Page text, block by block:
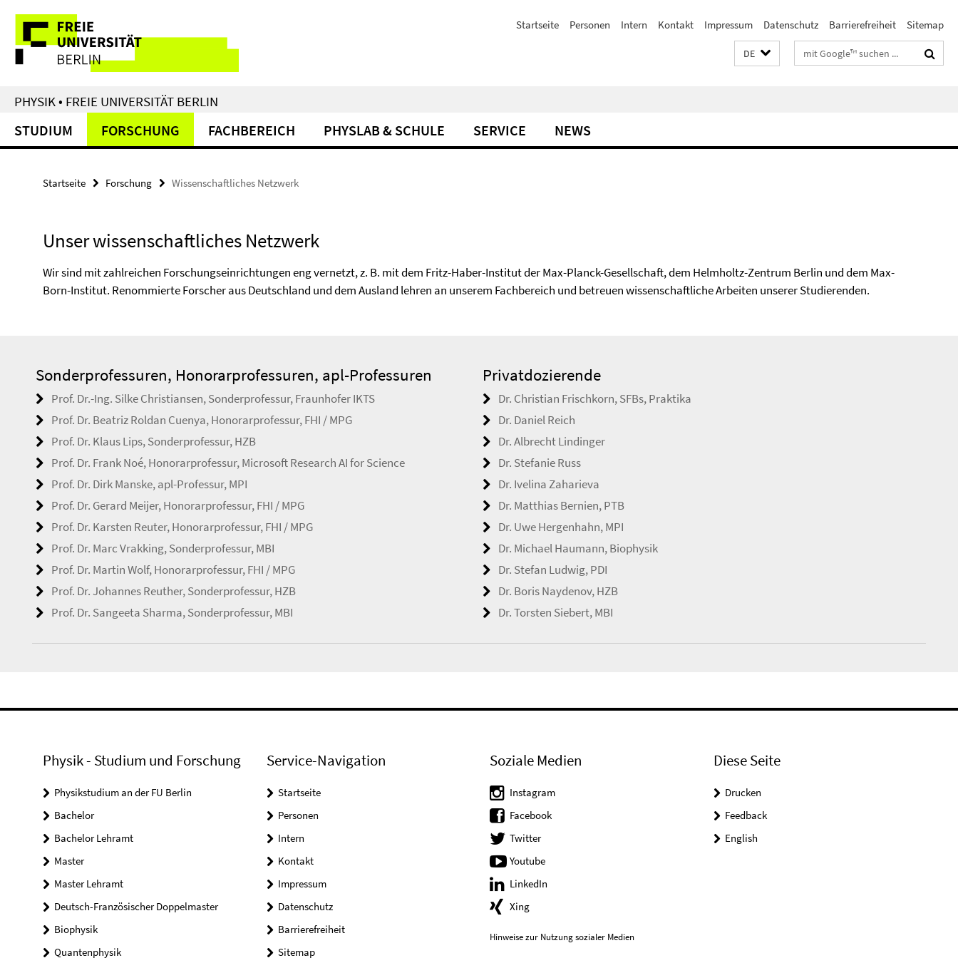
direkt
Inhalt
Service-
Navigation
Startseite Personen Intern Kontakt Impressum Datenschutz Barrierefreiheit Sitemap
DE Suchbegriffe
PHYSIK • FREIE UNIVERSITÄT BERLIN
STUDIUM FORSCHUNG FACHBEREICH PHYSLAB & SCHULE SERVICE NEWS
Startseite Forschung Wissenschaftliches Netzwerk
Unser wissenschaftliches Netzwerk
Wir sind mit zahlreichen Forschungseinrichtungen eng vernetzt, z. B. mit dem Fritz-Haber-Institut der Max-Planck-Gesellschaft, dem Helmholtz-Zentrum Berlin und dem Max-
Born-Institut. Renommierte Forscher aus Deutschland und dem Ausland lehren an unserem Fachbereich und betreuen wissenschaftliche Arbeiten unserer Studierenden.
Sonderprofessuren, Honorarprofessuren, apl-Professuren
Prof. Dr.-Ing. Silke Christiansen, Sonderprofessur, Fraunhofer IKTS
Prof. Dr. Beatriz Roldan Cuenya, Honorarprofessur, FHI / MPG
Prof. Dr. Klaus Lips, Sonderprofessur, HZB
Prof. Dr. Frank Noé, Honorarprofessur, Microsoft Research AI for Science
Prof. Dr. Dirk Manske, apl-Professur, MPI
Prof. Dr. Gerard Meijer, Honorarprofessur, FHI / MPG
Prof. Dr. Karsten Reuter, Honorarprofessur, FHI / MPG
Prof. Dr. Marc Vrakking, Sonderprofessur, MBI
Prof. Dr. Martin Wolf, Honorarprofessur, FHI / MPG
Prof. Dr. Johannes Reuther, Sonderprofessur, HZB
Prof. Dr. Sangeeta Sharma, Sonderprofessur, MBI
Privatdozierende
Dr. Christian Frischkorn, SFBs, Praktika
Dr. Daniel Reich
Dr. Albrecht Lindinger
Dr. Stefanie Russ
Dr. Ivelina Zaharieva
Dr. Matthias Bernien, PTB
Dr. Uwe Hergenhahn, MPI
Dr. Michael Haumann, Biophysik
Dr. Stefan Ludwig, PDI
Dr. Boris Naydenov, HZB
Dr. Torsten Siebert, MBI
Physik - Studium und Forschung
Physikstudium an der FU Berlin
Bachelor
Bachelor Lehramt
Master
Master Lehramt
Deutsch-Französischer Doppelmaster
Biophysik
Quantenphysik
Service-Navigation
Startseite
Personen
Intern
Kontakt
Impressum
Datenschutz
Barrierefreiheit
Sitemap
Soziale Medien
Instagram
Facebook
Twitter
Youtube
LinkedIn
Xing
Hinweise zur Nutzung sozialer Medien
Diese Seite
Drucken
Feedback
English